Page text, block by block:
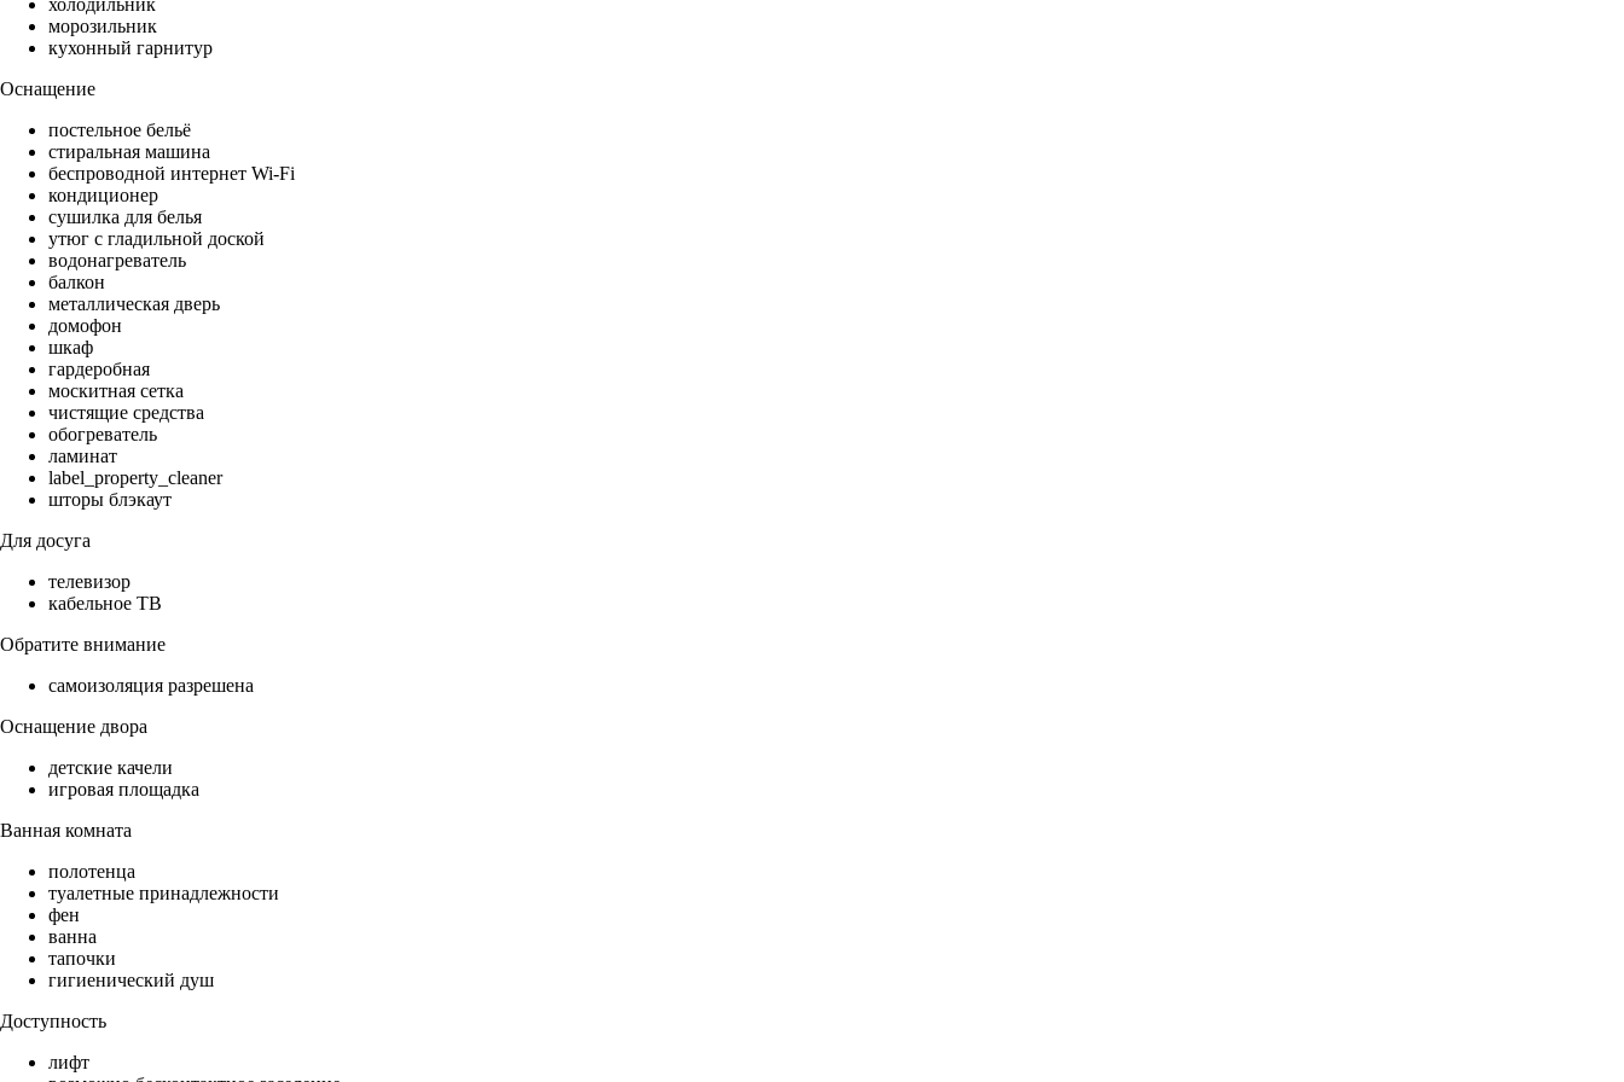
холодильник
морозильник
кухонный гарнитур
Оснащение
постельное бельё
стиральная машина
беспроводной интернет Wi-Fi
кондиционер
сушилка для белья
утюг с гладильной доской
водонагреватель
балкон
металлическая дверь
домофон
шкаф
гардеробная
москитная сетка
чистящие средства
обогреватель
ламинат
label_property_cleaner
шторы блэкаут
Для досуга
телевизор
кабельное ТВ
Обратите внимание
самоизоляция разрешена
Оснащение двора
детские качели
игровая площадка
Ванная комната
полотенца
туалетные принадлежности
фен
ванна
тапочки
гигиенический душ
Доступность
лифт